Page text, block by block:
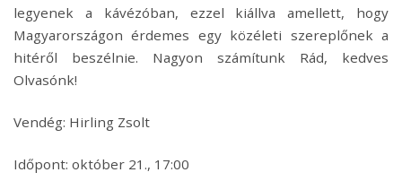
legyenek a kávézóban, ezzel kiállva amellett, hogy
Magyarországon érdemes egy közéleti szereplőnek a
hitéről beszélnie. Nagyon számítunk Rád, kedves
Olvasónk!
Vendég: Hirling Zsolt
Időpont: október 21., 17:00